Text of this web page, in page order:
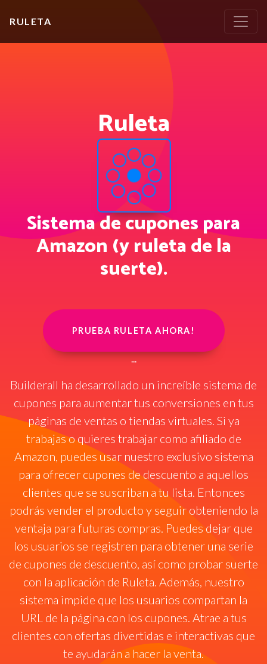
RULETA
Ruleta
Sistema de cupones para
Amazon (y ruleta de la
suerte).
PRUEBA RULETA AHORA!
...
Builderall ha desarrollado un increíble sistema de
cupones para aumentar tus conversiones en tus
páginas de ventas o tiendas virtuales. Si ya
trabajas o quieres trabajar como afiliado de
Amazon, puedes usar nuestro exclusivo sistema
para ofrecer cupones de descuento a aquellos
clientes que se suscriban a tu lista. Entonces
podrás vender el producto y seguir obteniendo la
ventaja para futuras compras. Puedes dejar que
los usuarios se registren para obtener una serie
de cupones de descuento, así como probar suerte
con la aplicación de Ruleta. Además, nuestro
sistema impide que los usuarios compartan la
URL de la página con los cupones. Atrae a tus
clientes con ofertas divertidas e interactivas que
te ayudarán a hacer la venta.